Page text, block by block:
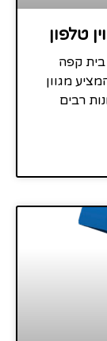
טלפון
בית קפה
מגוון
רבים